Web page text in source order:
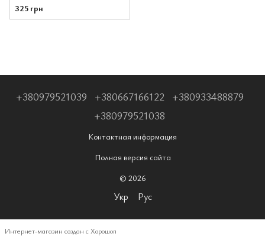
325 грн
+380979521039 +380667166122
+380933488879
+380979521038
Контактная информация
Полная версия сайта
© 2026
Укр Рус
Интернет-магазин создан с Хорошоп